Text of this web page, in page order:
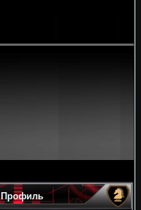
Профиль